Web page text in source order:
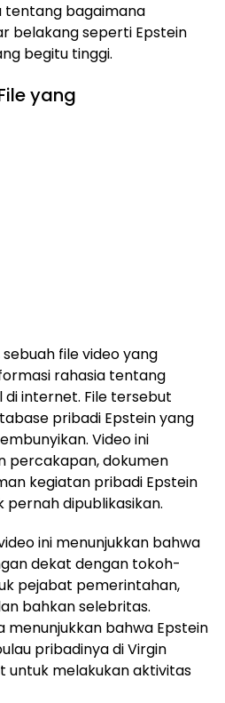
bagaimana
belakang seperti Epstein
begitu tinggi.
yang
file video yang
rahasia tentang
internet. File tersebut
pribadi Epstein yang
Video ini
percakapan, dokumen
kegiatan pribadi Epstein
dipublikasikan.
ini menunjukkan bahwa
dekat dengan tokoh-
pejabat pemerintahan,
bahkan selebritas.
menunjukkan bahwa Epstein
pribadinya di Virgin
untuk melakukan aktivitas